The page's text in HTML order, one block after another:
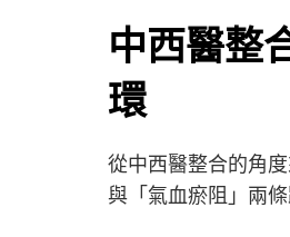
中西醫整
環
從中西醫整合的角
與「氣血瘀阻」兩